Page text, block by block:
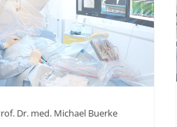
Chefarzt PD Dr. med. Erol Saygili